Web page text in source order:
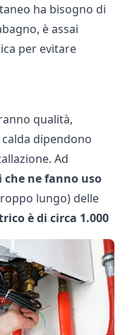
ha bisogno di
è assai
per evitare
qualità,
dipendono
Ad
ne fanno uso
lungo) delle
è di circa 1.000